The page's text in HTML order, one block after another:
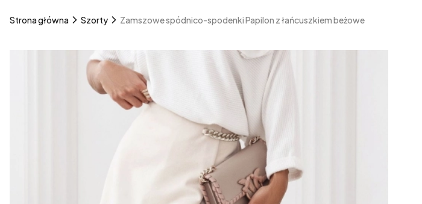
Strona główna Szorty Zamszowe spódnico-spodenki Papilon z łańcuszkiem beżowe